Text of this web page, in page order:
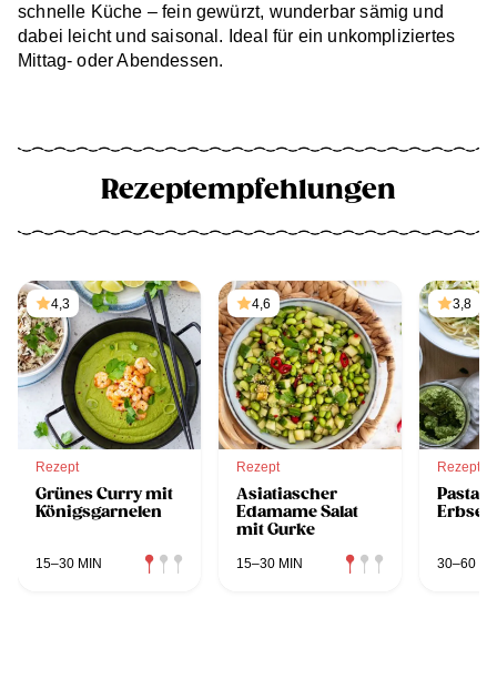
schnelle Küche – fein gewürzt, wunderbar sämig und
dabei leicht und saisonal. Ideal für ein unkompliziertes
Mittag- oder Abendessen.
Rezeptempfehlungen
4,3
Rezept
Grünes Curry mit
Königsgarnelen
15–30 MIN
4,6
Rezept
Asiatiascher
Edamame Salat
mit Gurke
15–30 MIN
3,8
Rezept
Pasta
30–60